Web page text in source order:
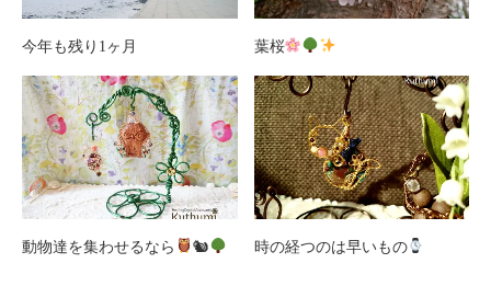
今年も残り1ヶ月 葉桜
動物達を集わせるなら 🐿 時の経つのは早いもの